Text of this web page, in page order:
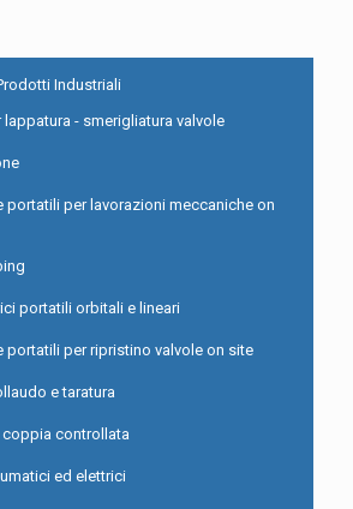
Industriali
lappatura - smerigliatura valvole
portatili per lavorazioni meccaniche on
portatili orbitali e lineari
portatili per ripristino valvole on site
e taratura
controllata
ed elettrici